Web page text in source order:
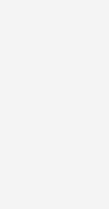
besseren
Ende 2021
Ladeinfrastruktur
Mobility-
das erste